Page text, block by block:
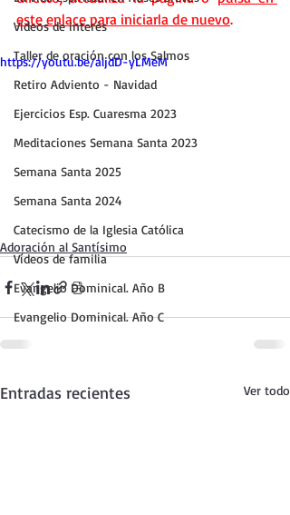
Vídeos de interés
Taller de oración con los Salmos
Retiro Adviento - Navidad
Ejercicios Esp. Cuaresma 2023
Meditaciones Semana Santa 2023
Semana Santa 2025
Semana Santa 2024
Catecismo de la Iglesia Católica
Vídeos de familia
Evangelio Dominical. Año B
Evangelio Dominical. Año C
este enlace para iniciarla de nuevo.
https://youtu.be/aljdD-yLMeM
Adoración al Santísimo
Entradas recientes Ver todo